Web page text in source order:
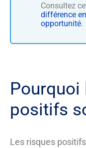
Consultez
différence
opportunité.
Pourquoi
positifs
Les risques